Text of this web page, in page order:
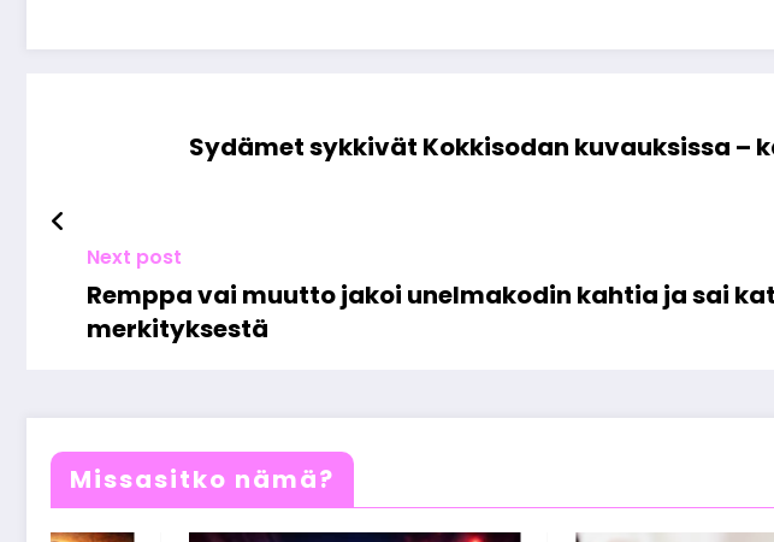
Sydämet sykkivät Kokkisodan kuvauksissa
Next post
Remppa vai muutto jakoi unelmakodin kahtia ja sai
merkityksestä
Missasitko nämä?